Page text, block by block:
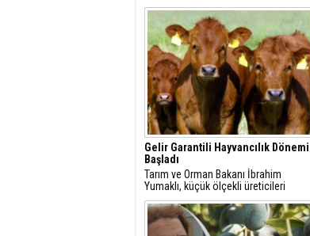
Gelir Garantili Hayvancılık Dönemi
Başladı
Tarım ve Orman Bakanı İbrahim
Yumaklı, küçük ölçekli üreticileri
desteklemek amacıyla "Gelir Garantili
Besicilik Projesi"ni hayata
geçirdiklerini açıkladı.